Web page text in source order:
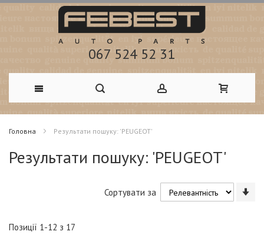
067 524 52 31
Skip
to
Content
Головна Результати пошуку: 'PEUGEOT'
Результати пошуку: 'PEUGEOT'
Позиції 1-12 з 17
Сортувати за